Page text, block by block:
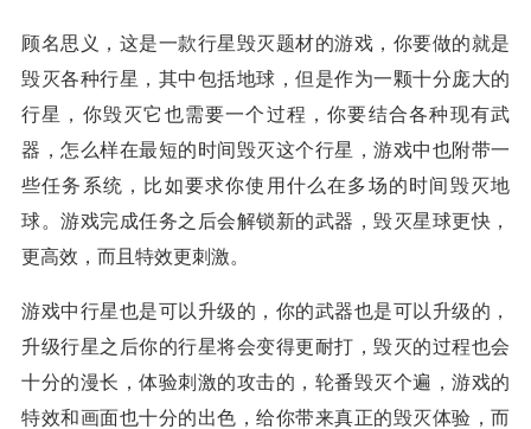
顾名思义，这是一款行星毁灭题材的游戏，你要做的就是
毁灭各种行星，其中包括地球，但是作为一颗十分庞大的
行星，你毁灭它也需要一个过程，你要结合各种现有武
器，怎么样在最短的时间毁灭这个行星，游戏中也附带一
些任务系统，比如要求你使用什么在多场的时间毁灭地
球。游戏完成任务之后会解锁新的武器，毁灭星球更快，
更高效，而且特效更刺激。
游戏中行星也是可以升级的，你的武器也是可以升级的，
升级行星之后你的行星将会变得更耐打，毁灭的过程也会
十分的漫长，体验刺激的攻击的，轮番毁灭个遍，游戏的
特效和画面也十分的出色，给你带来真正的毁灭体验，而